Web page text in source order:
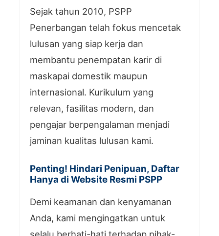
Sejak tahun 2010, PSPP
Penerbangan telah fokus mencetak
lulusan yang siap kerja dan
membantu penempatan karir di
maskapai domestik maupun
internasional. Kurikulum yang
relevan, fasilitas modern, dan
pengajar berpengalaman menjadi
jaminan kualitas lulusan kami.
Penting! Hindari Penipuan, Daftar
Hanya di Website Resmi PSPP
Demi keamanan dan kenyamanan
Anda, kami mengingatkan untuk